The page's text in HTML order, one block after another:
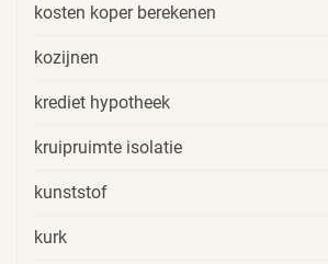
kosten koper berekenen
kozijnen
krediet hypotheek
kruipruimte isolatie
kunststof
kurk